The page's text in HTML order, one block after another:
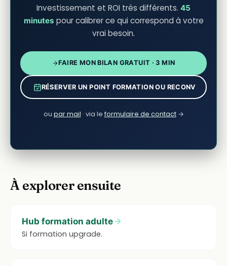
Investissement et ROI très différents. 45
minutes pour calibrer ce qui correspond à votre
vrai besoin.
FAIRE MON BILAN GRATUIT · 3 MIN
RÉSERVER UN POINT FORMATION OU RECONV
ou par mail · via le formulaire de contact→
À explorer ensuite
Hub formation adulte
Si formation upgrade.